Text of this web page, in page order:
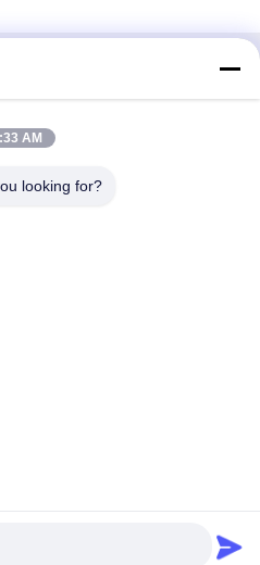
Dongguan-Stad, de Provincie
AM
looking for?